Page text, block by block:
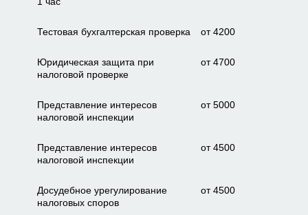
Тестовая бухгалтерская проверка от 4200
Юридическая защита при
налоговой проверке
от 4700
Представление интересов
налоговой инспекции
от 5000
Представление интересов
налоговой инспекции
от 4500
Досудебное урегулирование
налоговых споров
от 4500